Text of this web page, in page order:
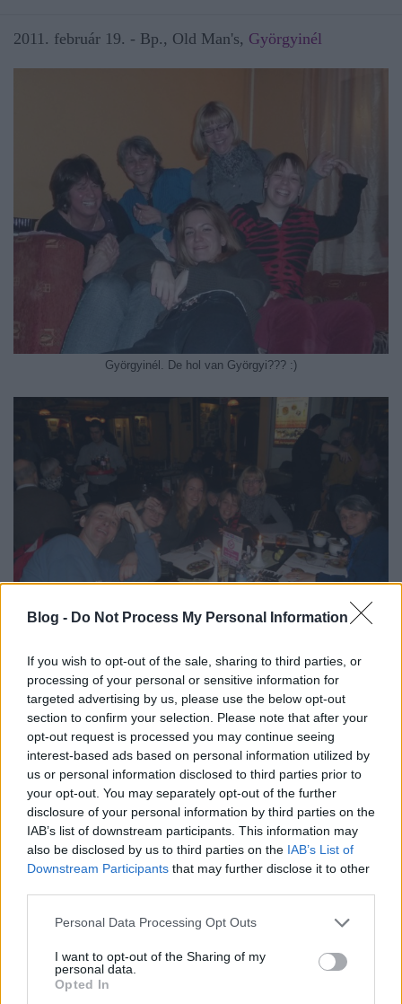
Blog - Do Not Process My Personal Information
If you wish to opt-out of the sale, sharing to third parties, or
processing of your personal or sensitive information for
targeted advertising by us, please use the below opt-out
section to confirm your selection. Please note that after your
opt-out request is processed you may continue seeing
interest-based ads based on personal information utilized by
us or personal information disclosed to third parties prior to
your opt-out. You may separately opt-out of the further
disclosure of your personal information by third parties on the
IAB’s list of downstream participants. This information may
also be disclosed by us to third parties on the IAB’s List of
Downstream Participants that may further disclose it to other
Please note that this website/app uses one or more Google
not limited to your visit or usage behaviour. You may click to
grant or deny consent to Google and its third-party tags to
use your data for below specified purposes in below Google
Personal Data Processing Opt Outs
I want to opt-out of the Sharing of my
personal data.
Opted In
2011. február 19. - Bp., Old Man's, Györgyinél
Györgyinél. De hol van Györgyi??? :)
Old Man's-ben. Nekem teljesen kiesett, hogy itt ilyen kép ...